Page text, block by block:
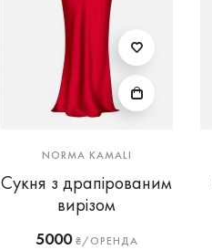
NORMA KAMALI
Сукня з драпірованим
вирізом
5000₴/ОРЕНДА